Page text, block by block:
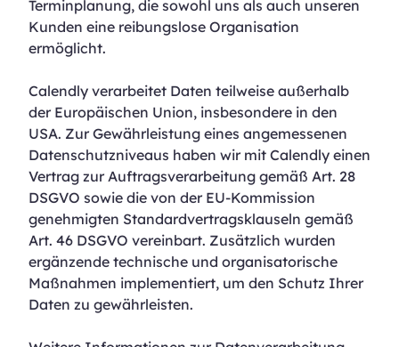
Terminplanung, die sowohl uns als auch unseren
Kunden eine reibungslose Organisation
ermöglicht.
Calendly verarbeitet Daten teilweise außerhalb
der Europäischen Union, insbesondere in den
USA. Zur Gewährleistung eines angemessenen
Datenschutzniveaus haben wir mit Calendly einen
Vertrag zur Auftragsverarbeitung gemäß Art. 28
DSGVO sowie die von der EU-Kommission
genehmigten Standardvertragsklauseln gemäß
Art. 46 DSGVO vereinbart. Zusätzlich wurden
ergänzende technische und organisatorische
Maßnahmen implementiert, um den Schutz Ihrer
Daten zu gewährleisten.